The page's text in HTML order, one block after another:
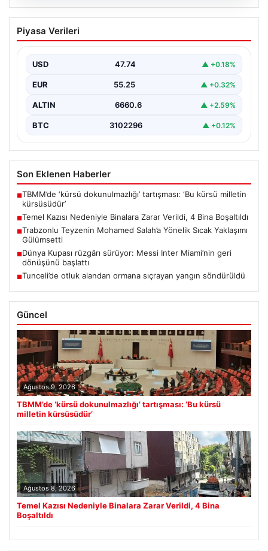
08.08.2026
Temel Kazısı Nedeniyle Binalara Zarar
Verildi, 4 Bina Boşaltıldı
sırasında ciddi hasarlar oluştu ve bu durum
sonucunda…
Piyasa Verileri
USD 47.74 ▲ +0.18%
EUR 55.25 ▲ +0.32%
ALTIN 6660.6 ▲ +2.59%
BTC 3102296 ▲ +0.12%
Son Eklenen Haberler
■TBMM’de ‘kürsü dokunulmazlığı’ tartışması: ‘Bu kürsü milletin
kürsüsüdür’
■Temel Kazısı Nedeniyle Binalara Zarar Verildi, 4 Bina Boşaltıldı
■Trabzonlu Teyzenin Mohamed Salah’a Yönelik Sıcak Yaklaşımı
Gülümsetti
■Dünya Kupası rüzgârı sürüyor: Messi Inter Miami’nin geri
dönüşünü başlattı
■Tunceli’de otluk alandan ormana sıçrayan yangın söndürüldü
Güncel
Ağustos 9, 2026
TBMM’de ‘kürsü dokunulmazlığı’ tartışması: ‘Bu kürsü
milletin kürsüsüdür’
Ağustos 8, 2026
Temel Kazısı Nedeniyle Binalara Zarar Verildi, 4 Bina
Boşaltıldı